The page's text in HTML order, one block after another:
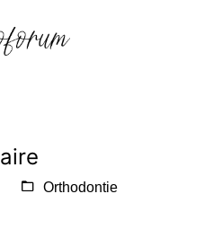
Orthodontie